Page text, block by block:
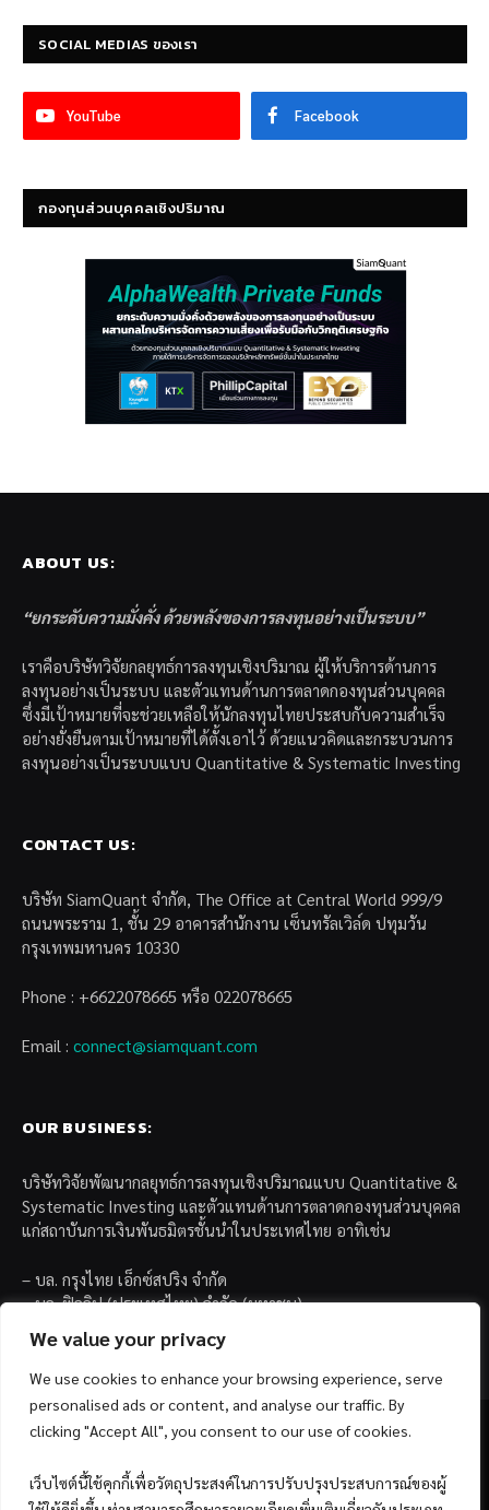
We value your privacy
We use cookies to enhance your browsing experience, serve
personalised ads or content, and analyse our traffic. By
clicking "Accept All", you consent to our use of cookies.
เว็บไซต์นี้ใช้คุกกี้เพื่อวัตถุประสงค์ในการปรับปรุงประสบการณ์ของผู้
SOCIAL MEDIAS ของเรา
YouTube Facebook
กองทุนส่วนบุคคลเชิงปริมาณ
ABOUT US:
“ยกระดับความมั่งคั่ง ด้วยพลังของการลงทุนอย่างเป็นระบบ”
เราคือบริษัทวิจัยกลยุทธ์การลงทุนเชิงปริมาณ ผู้ให้บริการด้านการ
ลงทุนอย่างเป็นระบบ และตัวแทนด้านการตลาดกองทุนส่วนบุคคล
ซึ่งมีเป้าหมายที่จะช่วยเหลือให้นักลงทุนไทยประสบกับความสำเร็จ
อย่างยั่งยืนตามเป้าหมายที่ได้ตั้งเอาไว้ ด้วยแนวคิดและกระบวนการ
ลงทุนอย่างเป็นระบบแบบ Quantitative & Systematic Investing
CONTACT US:
บริษัท SiamQuant จำกัด, The Office at Central World 999/9
ถนนพระราม 1, ชั้น 29 อาคารสำนักงาน เซ็นทรัลเวิล์ด ปทุมวัน
กรุงเทพมหานคร 10330
Phone : +6622078665 หรือ 022078665
Email : connect@siamquant.com
OUR BUSINESS:
บริษัทวิจัยพัฒนากลยุทธ์การลงทุนเชิงปริมาณแบบ Quantitative &
Systematic Investing และตัวแทนด้านการตลาดกองทุนส่วนบุคคล
แก่สถาบันการเงินพันธมิตรชั้นนำในประเทศไทย อาทิเช่น
– บล. กรุงไทย เอ็กซ์สปริง จำกัด
– บล. ฟิลลิป (ประเทศไทย) จำกัด (มหาชน)
– บล. บียอนด์ จำกัด (มหาชน)
FacebookYouTube